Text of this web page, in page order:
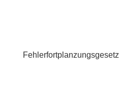
Fehlerfortplanzungsgesetz